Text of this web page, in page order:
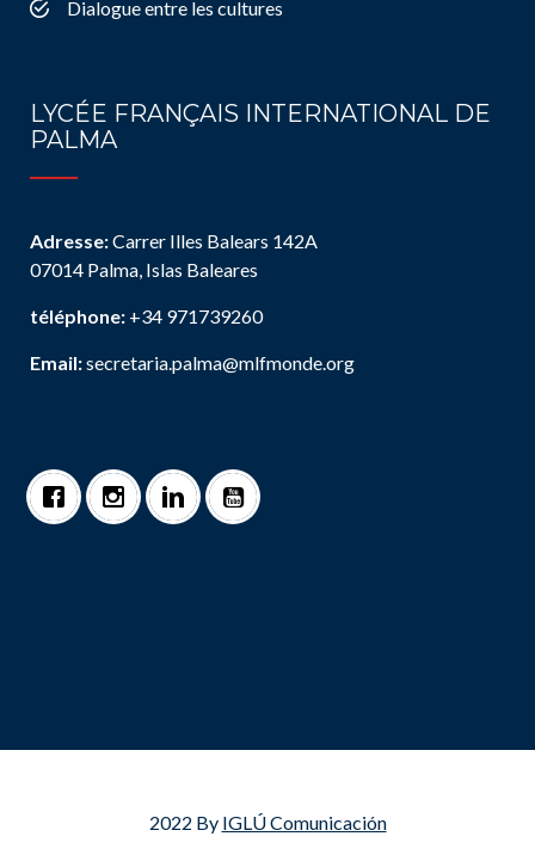
Dialogue entre les cultures
LYCÉE FRANÇAIS INTERNATIONAL DE
PALMA
Adresse:Carrer Illes Balears 142A
07014 Palma, Islas Baleares
téléphone: +34 971739260
Email:secretaria.palma@mlfmonde.org
2022 By IGLÚ Comunicación